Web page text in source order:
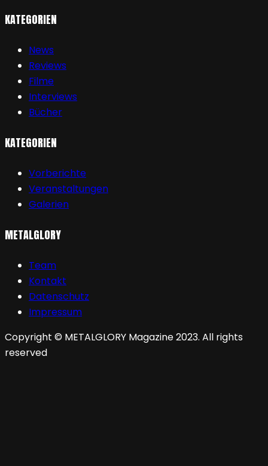
KATEGORIEN
News
Reviews
Filme
Interviews
Bücher
KATEGORIEN
Vorberichte
Veranstaltungen
Galerien
METALGLORY
Team
Kontakt
Datenschutz
Impressum
Copyright © METALGLORY Magazine 2023. All rights
reserved